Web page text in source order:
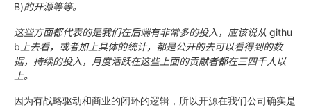
B)的开源等等。
这些方面都代表的是我们在后端有非常多的投入，应该说从 githu
b 上去看，或者加上具体的统计，都是公开的去可以看得到的数
据，持续的投入，月度活跃在这些上面的贡献者都在三四千人以
上。
因为有战略驱动和商业的闭环的逻辑，所以开源在我们公司确实是